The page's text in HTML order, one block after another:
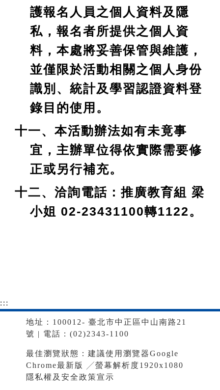
護報名人員之個人資料及隱
私，報名者所提供之個人資
料，本處將妥善保管與維護，
並僅限於活動相關之個人身份
識別、統計及學習認證資料登
錄目的使用。
十一、本活動辦法如有未竟事
宜，主辦單位得依實際需要修
正或另行補充。
十二、洽詢電話：推廣教育組 梁
小姐 02-23431100轉1122。
:::
地址：100012- 臺北市中正區中山南路21
號 | 電話：(02)2343-1100
最佳瀏覽狀態：建議使用瀏覽器Google
Chrome最新版 ╱螢幕解析度1920x1080
隱私權及安全政策宣示